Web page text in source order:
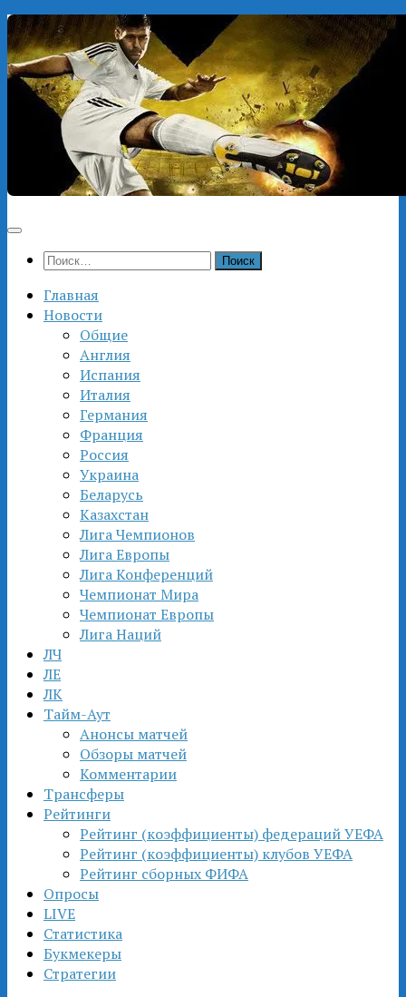
Перейти
к
содержимому
Найти:
Главная
Новости
Общие
Англия
Испания
Италия
Германия
Франция
Россия
Украина
Беларусь
Казахстан
Лига Чемпионов
Лига Европы
Лига Конференций
Чемпионат Мира
Чемпионат Европы
Лига Наций
ЛЧ
ЛЕ
ЛК
Тайм-Аут
Анонсы матчей
Обзоры матчей
Комментарии
Трансферы
Рейтинги
Рейтинг (коэффициенты) федераций УЕФА
Рейтинг (коэффициенты) клубов УЕФА
Рейтинг сборных ФИФА
Опросы
LIVE
Статистика
Букмекеры
Стратегии